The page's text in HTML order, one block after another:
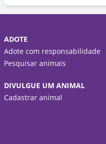
ADOTE
Adote com responsabilidade
Pesquisar animais
DIVULGUE UM ANIMAL
Cadastrar animal